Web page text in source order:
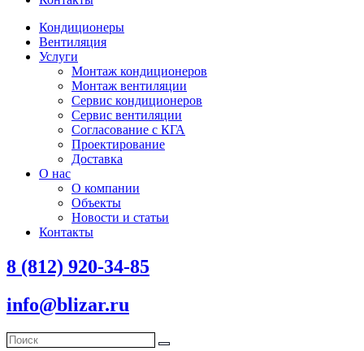
Кондиционеры
Вентиляция
Услуги
Монтаж кондиционеров
Монтаж вентиляции
Сервис кондиционеров
Сервис вентиляции
Согласование с КГА
Проектирование
Доставка
О нас
О компании
Объекты
Новости и статьи
Контакты
8 (812) 920-34-85
info@blizar.ru